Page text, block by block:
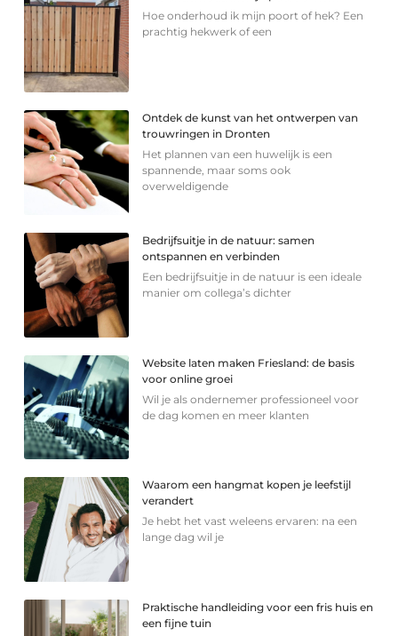
Hoe onderhoud ik mijn poort of hek? Een
prachtig hekwerk of een
Ontdek de kunst van het ontwerpen van
trouwringen in Dronten
Het plannen van een huwelijk is een
spannende, maar soms ook
overweldigende
Bedrijfsuitje in de natuur: samen
ontspannen en verbinden
Een bedrijfsuitje in de natuur is een ideale
manier om collega’s dichter
Website laten maken Friesland: de basis
voor online groei
Wil je als ondernemer professioneel voor
de dag komen en meer klanten
Waarom een hangmat kopen je leefstijl
verandert
Je hebt het vast weleens ervaren: na een
lange dag wil je
Praktische handleiding voor een fris huis en
een fijne tuin